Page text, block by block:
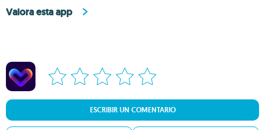
Valora esta app
ESCRIBIR UN COMENTARIO